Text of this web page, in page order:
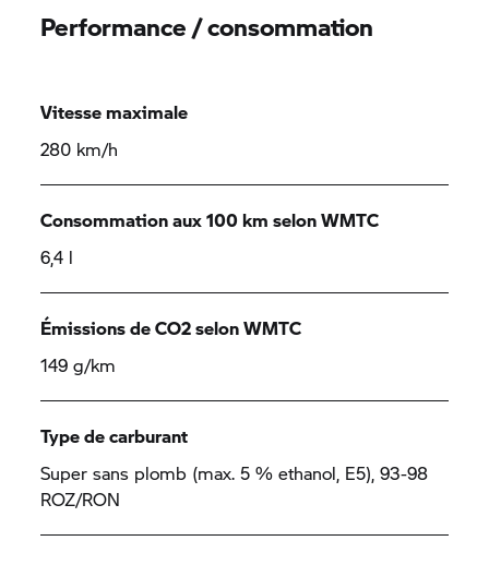
Performance / consommation
Vitesse maximale
280 km/h
Consommation aux 100 km selon WMTC
6,4 l
Émissions de CO2 selon WMTC
149 g/km
Type de carburant
Super sans plomb (max. 5 % ethanol, E5), 93-98
ROZ/RON